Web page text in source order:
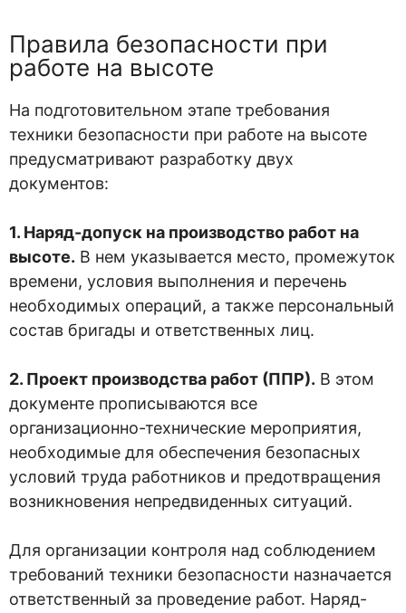
Правила безопасности при
работе на высоте
На подготовительном этапе требования
техники безопасности при работе на высоте
предусматривают разработку двух
документов:
1. Наряд-допуск на производство работ на
высоте. В нем указывается место, промежуток
времени, условия выполнения и перечень
необходимых операций, а также персональный
состав бригады и ответственных лиц.
2. Проект производства работ (ППР). В этом
документе прописываются все
организационно-технические мероприятия,
необходимые для обеспечения безопасных
условий труда работников и предотвращения
возникновения непредвиденных ситуаций.
Для организации контроля над соблюдением
требований техники безопасности назначается
ответственный за проведение работ. Наряд-